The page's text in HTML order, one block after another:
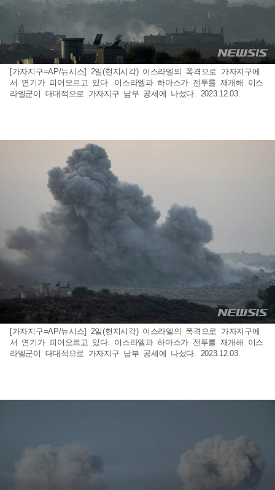
[가자지구=AP/뉴시스] 2일(현지시각) 이스라엘의 폭격으로 가자지구에
서 연기가 피어오르고 있다. 이스라엘과 하마스가 전투를 재개해 이스
라엘군이 대대적으로 가자지구 남부 공세에 나섰다. 2023.12.03.
[가자지구=AP/뉴시스] 2일(현지시각) 이스라엘의 폭격으로 가자지구에
서 연기가 피어오르고 있다. 이스라엘과 하마스가 전투를 재개해 이스
라엘군이 대대적으로 가자지구 남부 공세에 나섰다. 2023.12.03.